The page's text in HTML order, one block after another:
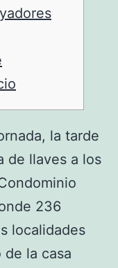
la tarde
de llaves a los
236
localidades
la casa